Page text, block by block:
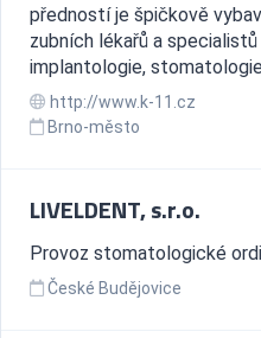
předností je špičkově
zubních lékařů a
implantologie,
http://www.k-11.cz
Brno-město
LIVELDENT, s.r.o.
Provoz stomatologické
České Budějovice